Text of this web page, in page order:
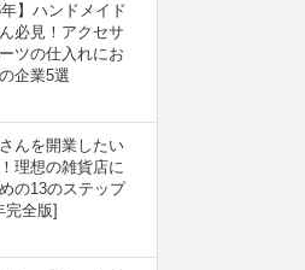
年】ハンドメイド
必見！アクセサ
ツの仕入れにお
企業5選
んを開業したい
理想の雑貨店に
の13のステップ
完全版]